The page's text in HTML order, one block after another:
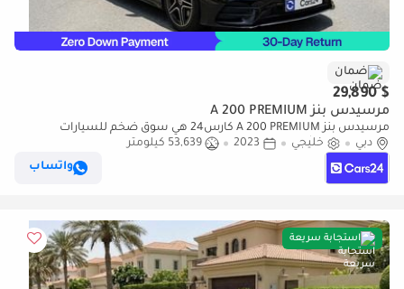
ضمان
$ 29,890
مرسيدس بنز A 200 PREMIUM
مرسيدس بنز A 200 PREMIUM كارس24 هي سوق ضخم للسيارات
المستعملة موثوق ومضمون ٪كارس24 هي سوق ضخم للسيارات
المستعملة موثوق ومضمون
دبي خليجي 2023
53,639 كيلومتر
واتساب
استجابة سريعة